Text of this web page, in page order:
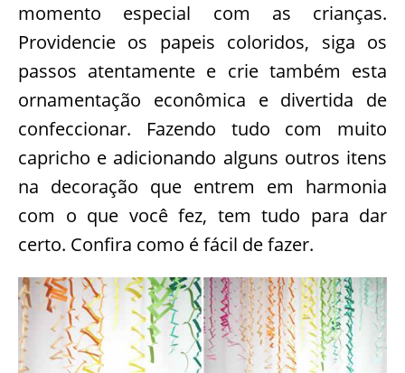
momento especial com as crianças.
Providencie os papeis coloridos, siga os
passos atentamente e crie também esta
ornamentação econômica e divertida de
confeccionar. Fazendo tudo com muito
capricho e adicionando alguns outros itens
na decoração que entrem em harmonia
com o que você fez, tem tudo para dar
certo. Confira como é fácil de fazer.